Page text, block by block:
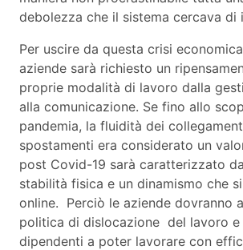
debolezza che il sistema cercava di
Per uscire da questa crisi
aziende sarà richiesto un
proprie modalità di lavoro dalla
alla comunicazione. Se fino allo
pandemia, la fluidità dei
spostamenti era considerato un
post Covid-19 sarà caratterizzato
stabilità fisica e un dinamismo che
online. Perciò le aziende dovranno
politica di dislocazione del lavoro
dipendenti a poter lavorare con